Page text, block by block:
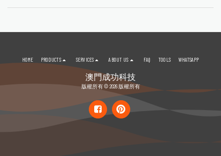
澳門成功科技
版權所有 © 2026 版權所有
HOME PRODUCTS SERVICES ABOUT US FAQ TOOLS WHATSAPP